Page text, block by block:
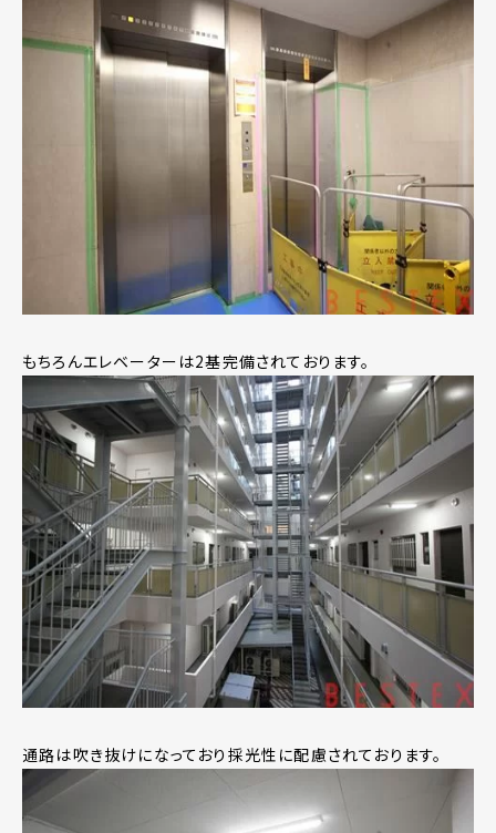
もちろんエレベーターは2基完備されております。
通路は吹き抜けになっており採光性に配慮されております。